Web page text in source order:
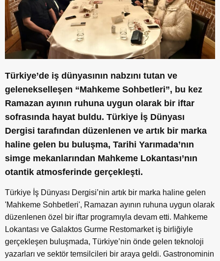
Türkiye’de iş dünyasının nabzını tutan ve
gelenekselleşen “Mahkeme Sohbetleri”, bu kez
Ramazan ayının ruhuna uygun olarak bir iftar
sofrasında hayat buldu. Türkiye İş Dünyası
Dergisi tarafından düzenlenen ve artık bir marka
haline gelen bu buluşma, Tarihi Yarımada’nın
simge mekanlarından Mahkeme Lokantası’nın
otantik atmosferinde gerçekleşti.
Türkiye İş Dünyası Dergisi’nin artık bir marka haline gelen
'Mahkeme Sohbetleri', Ramazan ayının ruhuna uygun olarak
düzenlenen özel bir iftar programıyla devam etti. Mahkeme
Lokantası ve Galaktos Gurme Restomarket iş birliğiyle
gerçekleşen buluşmada, Türkiye’nin önde gelen teknoloji
yazarları ve sektör temsilcileri bir araya geldi. Gastronominin